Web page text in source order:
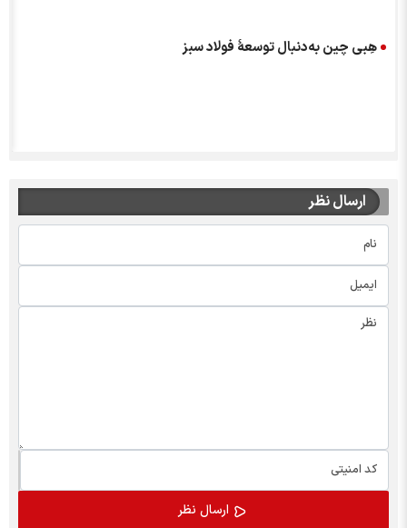
هِبی چین به‌دنبال توسعۀ فولاد سبز
ارسال نظر